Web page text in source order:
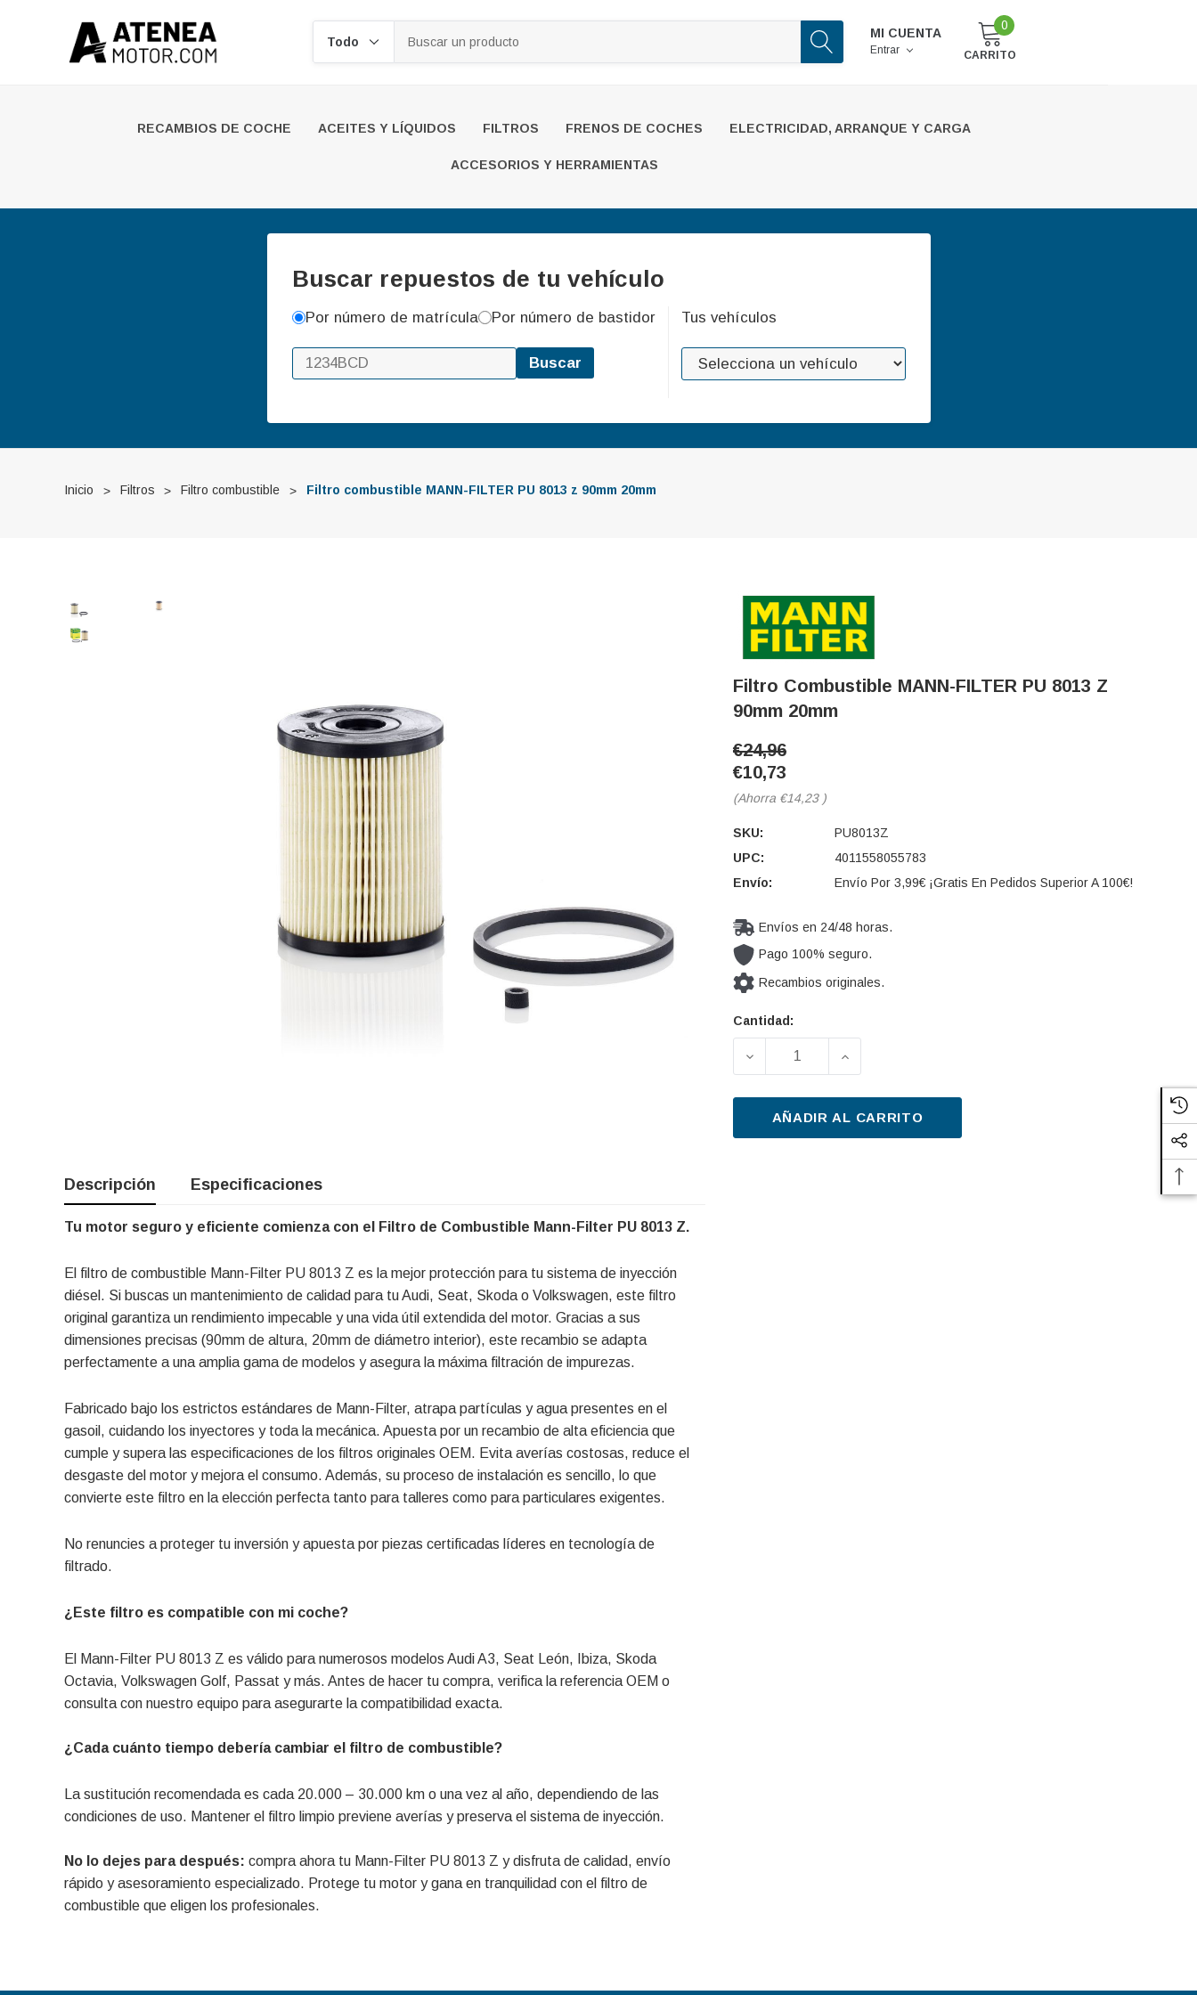
MI CUENTA
Entrar
0
CARRITO
RECAMBIOS DE COCHE ACEITES Y LÍQUIDOS FILTROS FRENOS DE COCHES ELECTRICIDAD, ARRANQUE Y CARGA
ACCESORIOS Y HERRAMIENTAS
Buscar repuestos de tu vehículo
Por número de matrícula Por número de bastidor
Buscar
Tus vehículos
Inicio Filtros Filtro combustible Filtro combustible MANN-FILTER PU 8013 z 90mm 20mm
Filtro Combustible MANN-FILTER PU 8013 Z
90mm 20mm
€24,96
€10,73
(Ahorra €14,23 )
SKU:
PU8013Z
UPC:
4011558055783
Envío:
Envío Por 3,99€ ¡Gratis En Pedidos Superior A 100€!
Envíos en 24/48 horas.
Pago 100% seguro.
Recambios originales.
Cantidad
Cantidad:
DISMINUIR LA CANTIDAD DE FILTRO COMBUSTIBLE MANN-
AUMENTAR LA CANTIDAD DE FILTRO
AÑADIR AL CARRITO
Descripción Especificaciones
Tu motor seguro y eficiente comienza con el Filtro de Combustible Mann-Filter PU 8013 Z.
El filtro de combustible Mann-Filter PU 8013 Z es la mejor protección para tu sistema de inyección
diésel. Si buscas un mantenimiento de calidad para tu Audi, Seat, Skoda o Volkswagen, este filtro
original garantiza un rendimiento impecable y una vida útil extendida del motor. Gracias a sus
dimensiones precisas (90mm de altura, 20mm de diámetro interior), este recambio se adapta
perfectamente a una amplia gama de modelos y asegura la máxima filtración de impurezas.
Fabricado bajo los estrictos estándares de Mann-Filter, atrapa partículas y agua presentes en el
gasoil, cuidando los inyectores y toda la mecánica. Apuesta por un recambio de alta eficiencia que
cumple y supera las especificaciones de los filtros originales OEM. Evita averías costosas, reduce el
desgaste del motor y mejora el consumo. Además, su proceso de instalación es sencillo, lo que
convierte este filtro en la elección perfecta tanto para talleres como para particulares exigentes.
No renuncies a proteger tu inversión y apuesta por piezas certificadas líderes en tecnología de
filtrado.
¿Este filtro es compatible con mi coche?
El Mann-Filter PU 8013 Z es válido para numerosos modelos Audi A3, Seat León, Ibiza, Skoda
Octavia, Volkswagen Golf, Passat y más. Antes de hacer tu compra, verifica la referencia OEM o
consulta con nuestro equipo para asegurarte la compatibilidad exacta.
¿Cada cuánto tiempo debería cambiar el filtro de combustible?
La sustitución recomendada es cada 20.000 – 30.000 km o una vez al año, dependiendo de las
condiciones de uso. Mantener el filtro limpio previene averías y preserva el sistema de inyección.
No lo dejes para después: compra ahora tu Mann-Filter PU 8013 Z y disfruta de calidad, envío
rápido y asesoramiento especializado. Protege tu motor y gana en tranquilidad con el filtro de
combustible que eligen los profesionales.